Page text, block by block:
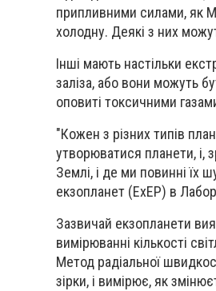
припливними силами, як
холодну. Деякі з них
Інші мають настільки
заліза, або вони можуть
оповиті токсичними
"Кожен з різних типів
утворюватися планети, і,
Землі, і де ми повинні їх
екзопланет (ExEP) в
Зазвичай екзопланети
вимірюванні кількості
Метод радіальної
зірки, і вимірює, як